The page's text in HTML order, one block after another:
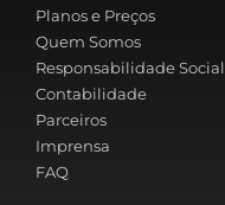
Planos e Preços
Quem Somos
Responsabilidade Social
Contabilidade
Parceiros
Imprensa
FAQ